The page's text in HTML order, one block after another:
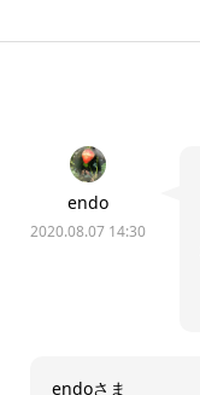
endo
2020.08.07 14:30
endoさま